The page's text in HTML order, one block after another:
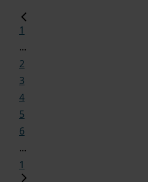
1
...
2
3
4
5
6
...
1